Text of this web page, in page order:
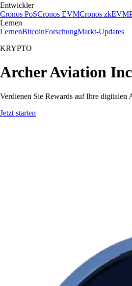
Entwickler
Cronos PoSCronos EVMCronos zkEVM
Lernen
LernenBitcoinForschungMarkt-Updates
KRYPTO
Archer Aviation
Verdienen Sie Rewards auf Ihre digitalen
Jetzt starten